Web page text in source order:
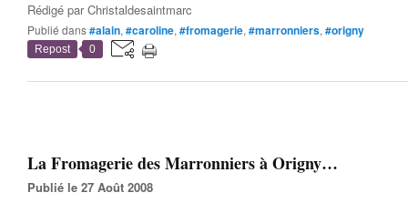
Rédigé parChristaldesaintmarc
Publié dans#alain, #caroline, #fromagerie, #marronniers, #origny
Repost 0
La Fromagerie des Marronniers à Origny…
Publié le 27 Août 2008